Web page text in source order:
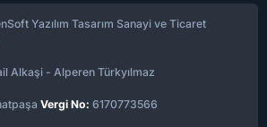
Yazılım Tasarım Sanayi ve Ticaret
Alkaşi - Alperen Türkyılmaz
Vergi No: 6170773566